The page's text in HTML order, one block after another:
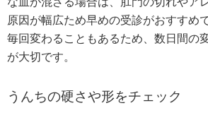
原因が幅広ため早めの受診がおすすめ
毎回変わることもあるため、数日間の
が大切です。
うんちの硬さや形をチェック